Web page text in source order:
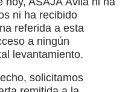
ni ha recibido
referida a esta
a ningún
levantamiento.
solicitamos